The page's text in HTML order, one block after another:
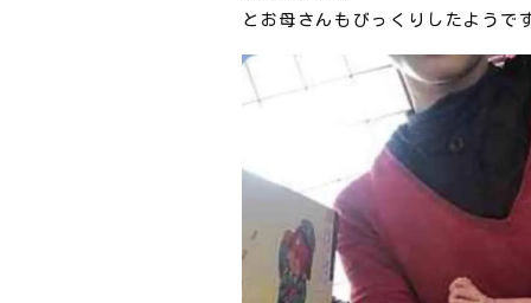
とお母さんもびっくりしたようで